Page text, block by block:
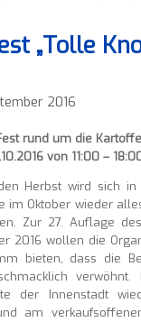
„Tolle
2016
rund um die
von 11:00 –
Herbst wird sich in
im Oktober wieder
Zur 27. Auflage
2016 wollen die
bieten, dass die
verwöhnt.
der Innenstadt
am